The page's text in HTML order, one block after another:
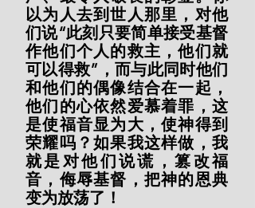
以为人去到世人那里，对他
们说“此刻只要简单接受基督
作他们个人的救主，他们就
可以得救”，而与此同时他们
和他们的偶像结合在一起，
他们的心依然爱慕着罪，这
是使福音显为大，使神得到
荣耀吗？如果我这样做，我
就是对他们说谎，篡改福
音，侮辱基督，把神的恩典
变为放荡了！